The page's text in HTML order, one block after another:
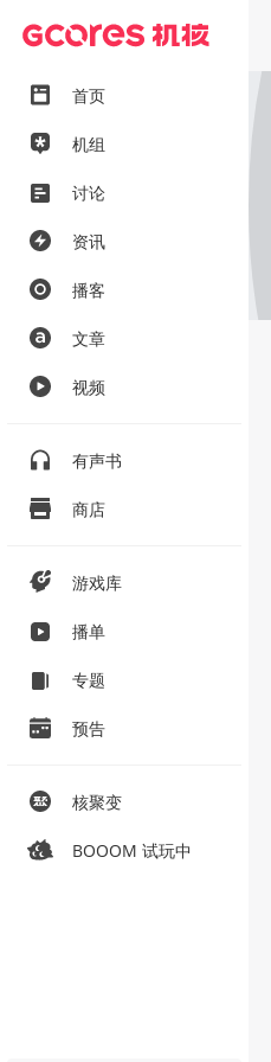
首页
机组
讨论
资讯
播客
文章
视频
有声书
商店
游戏库
播单
专题
预告
核聚变
BOOOM 试玩中